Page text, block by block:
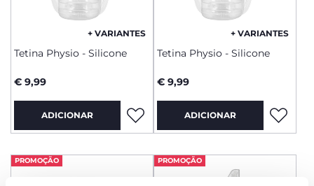
+ VARIANTES
Tetina Physio - Silicone
€ 9,99
ADICIONAR
+ VARIANTES
Tetina Physio - Silicone
€ 9,99
ADICIONAR
PROMOÇÃO PROMOÇÃO